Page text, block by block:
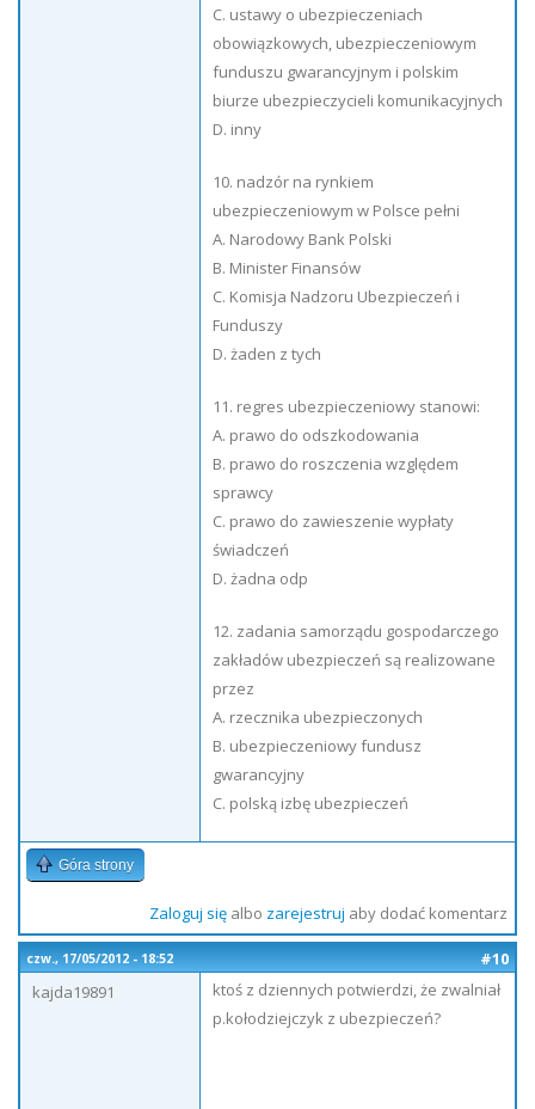
C. ustawy o ubezpieczeniach
obowiązkowych, ubezpieczeniowym
funduszu gwarancyjnym i polskim
biurze ubezpieczycieli komunikacyjnych
D. inny
10. nadzór na rynkiem
ubezpieczeniowym w Polsce pełni
A. Narodowy Bank Polski
B. Minister Finansów
C. Komisja Nadzoru Ubezpieczeń i
Funduszy
D. żaden z tych
11. regres ubezpieczeniowy stanowi:
A. prawo do odszkodowania
B. prawo do roszczenia względem
sprawcy
C. prawo do zawieszenie wypłaty
świadczeń
D. żadna odp
12. zadania samorządu gospodarczego
zakładów ubezpieczeń są realizowane
przez
A. rzecznika ubezpieczonych
B. ubezpieczeniowy fundusz
gwarancyjny
C. polską izbę ubezpieczeń
Góra strony
Zaloguj sięalbo zarejestruj aby dodać komentarz
czw., 17/05/2012 - 18:52
#10
kajda19891
ktoś z dziennych potwierdzi, że zwalniał
p.kołodziejczyk z ubezpieczeń?